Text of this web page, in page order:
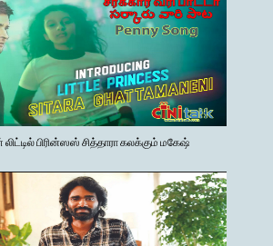
பிரின்ஸஸ் சித்தாரா கலக்கும் மகேஷ்